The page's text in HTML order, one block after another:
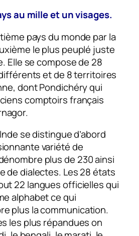
au mille et un visages.
pays du monde par la
le plus peuplé juste
Elle se compose de 28
et de 8 territoires
dont Pondichéry qui
comptoirs français
se distingue d’abord
variété de
plus de 230 ainsi
de dialectes. Les 28 états
22 langues officielles qui
alphabet ce qui
plus la communication.
les plus répandues on